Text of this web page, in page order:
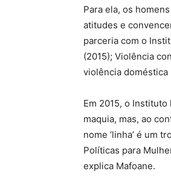
Para ela, os
atitudes e
parceria com o
(2015); Violência
violência doméstica
Em 2015, o Instituto
maquia, mas, ao
nome ‘linha’ é um
Políticas para
explica Mafoane.